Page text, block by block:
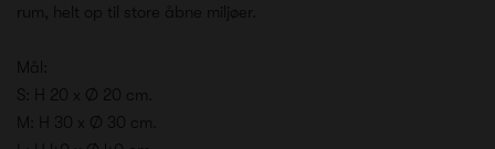
rum, helt op til store åbne miljøer.
Mål:
S: H 20 x Ø 20 cm.
M: H 30 x Ø 30 cm.